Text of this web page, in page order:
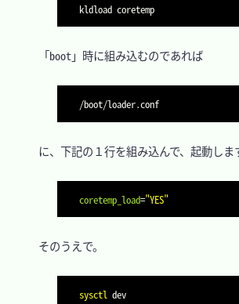
kldload coretemp
「boot」時に組み込むのであれば
/boot/loader.conf
に、下記の１行を組み込んで、起動しま
coretemp_load="YES"
そのうえで。
sysctl dev